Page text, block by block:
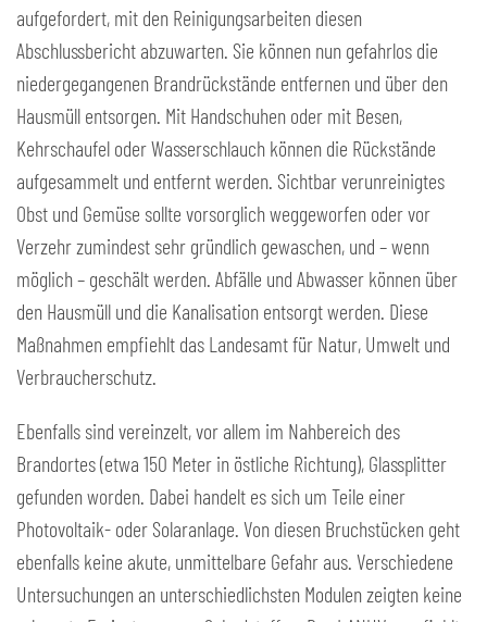
aufgefordert, mit den Reinigungsarbeiten diesen
Abschlussbericht abzuwarten. Sie können nun gefahrlos die
niedergegangenen Brandrückstände entfernen und über den
Hausmüll entsorgen. Mit Handschuhen oder mit Besen,
Kehrschaufel oder Wasserschlauch können die Rückstände
aufgesammelt und entfernt werden. Sichtbar verunreinigtes
Obst und Gemüse sollte vorsorglich weggeworfen oder vor
Verzehr zumindest sehr gründlich gewaschen, und – wenn
möglich – geschält werden. Abfälle und Abwasser können über
den Hausmüll und die Kanalisation entsorgt werden. Diese
Maßnahmen empfiehlt das Landesamt für Natur, Umwelt und
Verbraucherschutz.
Ebenfalls sind vereinzelt, vor allem im Nahbereich des
Brandortes (etwa 150 Meter in östliche Richtung), Glassplitter
gefunden worden. Dabei handelt es sich um Teile einer
Photovoltaik- oder Solaranlage. Von diesen Bruchstücken geht
ebenfalls keine akute, unmittelbare Gefahr aus. Verschiedene
Untersuchungen an unterschiedlichsten Modulen zeigten keine